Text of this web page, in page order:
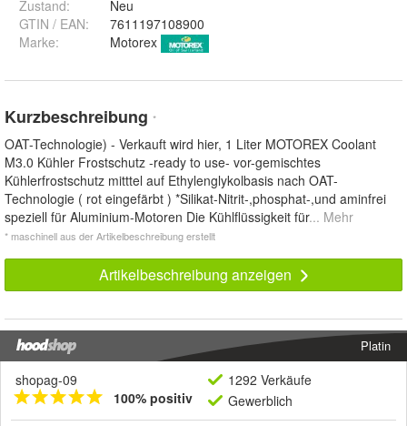
Zustand:
Neu
GTIN / EAN:
7611197108900
Marke:
Motorex
Kurzbeschreibung *
OAT-Technologie) - Verkauft wird hier, 1 Liter MOTOREX Coolant
M3.0 Kühler Frostschutz -ready to use- vor-gemischtes
Kühlerfrostschutz mitttel auf Ethylenglykolbasis nach OAT-
Technologie ( rot eingefärbt ) *Silikat-Nitrit-,phosphat-,und aminfrei
speziell für Aluminium-Motoren Die Kühlflüssigkeit für... Mehr
* maschinell aus der Artikelbeschreibung erstellt
Artikelbeschreibung anzeigen
Platin
shopag-09
100% positiv
1292 Verkäufe
Gewerblich